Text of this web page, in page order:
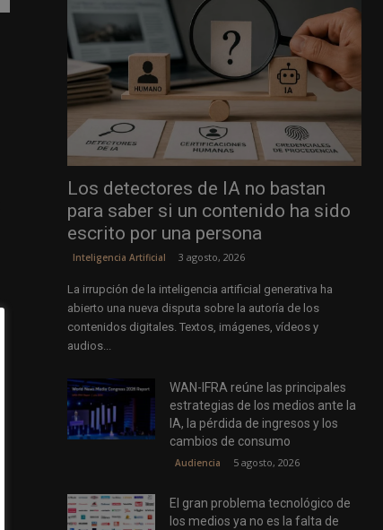
Los detectores de IA no bastan
para saber si un contenido ha sido
escrito por una persona
Inteligencia Artificial 3 agosto, 2026
La irrupción de la inteligencia artificial generativa ha
abierto una nueva disputa sobre la autoría de los
contenidos digitales. Textos, imágenes, vídeos y
audios...
WAN-IFRA reúne las principales
estrategias de los medios ante la
IA, la pérdida de ingresos y los
cambios de consumo
Audiencia 5 agosto, 2026
El gran problema tecnológico de
los medios ya no es la falta de